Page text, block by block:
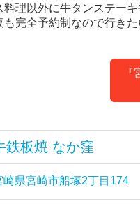
料理以外に牛タンステー
も完全予約制なので行き
鉄板焼 なか窪
崎県宮崎市船塚2丁目174